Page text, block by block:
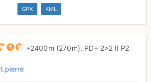
GPX KML
+2400 m (270 m), PD+ 2>2 II P2